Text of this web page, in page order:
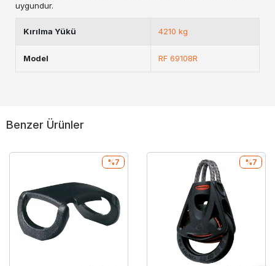
uygundur.
Kırılma Yükü 4210 kg
Model RF 69108R
Benzer Ürünler
%7 %7